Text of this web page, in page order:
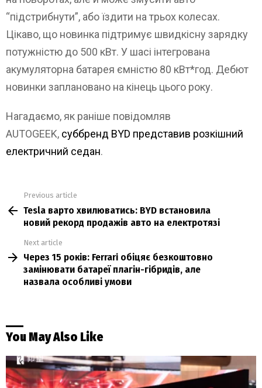
“підстрибнути”, або їздити на трьох колесах.
Цікаво, що новинка підтримує швидкісну зарядку
потужністю до 500 кВт. У шасі інтегрована
акумуляторна батарея ємністю 80 кВт*год. Дебют
новинки заплановано на кінець цього року.
Нагадаємо, як раніше повідомляв
AUTOGEEK, суббренд BYD представив розкішний
електричний седан.
more
Previous article
Tesla варто хвилюватись: BYD встановила
новий рекорд продажів авто на електротязі
Next article
Через 15 років: Ferrari обіцяє безкоштовно
замінювати батареї плагін-гібридів, але
назвала особливі умови
You May Also Like